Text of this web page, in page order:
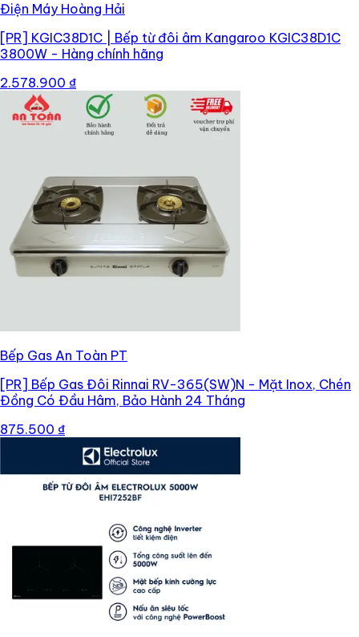
Điện Máy Hoàng Hải
[PR] KGIC38D1C | Bếp từ đôi âm Kangaroo KGIC38D1C
3800W - Hàng chính hãng
2.578.900 ₫
Bếp Gas An Toàn PT
[PR] Bếp Gas Đôi Rinnai RV-365(SW)N - Mặt Inox, Chén
Đồng Có Đầu Hâm, Bảo Hành 24 Tháng
875.500 ₫